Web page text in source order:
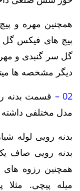
همچنین مهره و
پیچ های فیکس
گل سر گنبدی و
دیگر مشخصه ها
02 –
قسمت بدنه
مدل مختلفی داشته
بدنه رویی لوله
بدنه رویی صاف
همچنین رزوه های
میله پیچی. مثلا